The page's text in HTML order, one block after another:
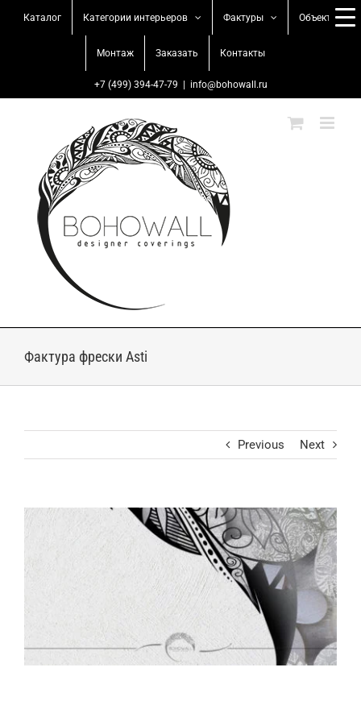
Каталог Категории интерьеров Фактуры Объекты
Монтаж Заказать Контакты
+7 (499) 394-47-79 info@bohowall.ru
Фактура фрески Asti
Previous Next
View